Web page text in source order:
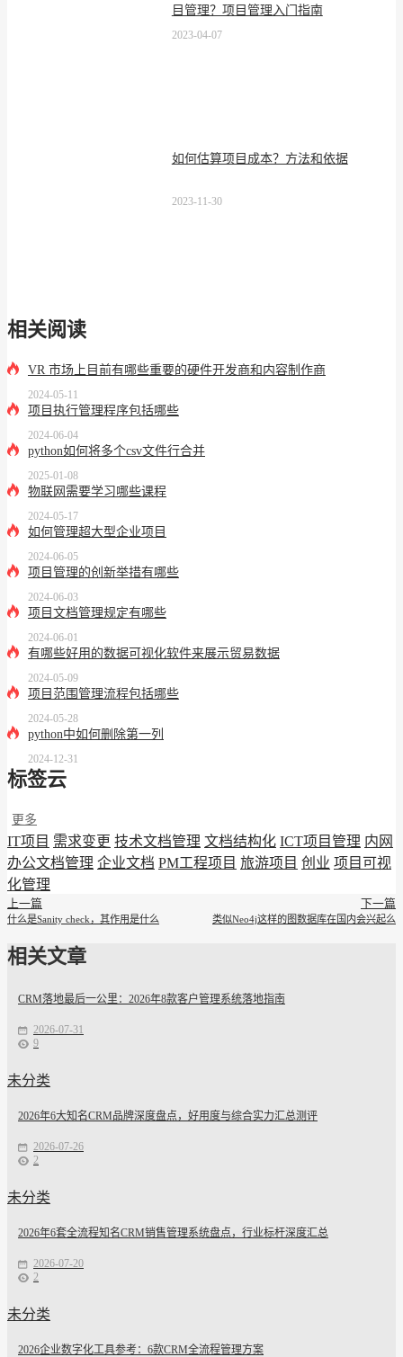
目管理？项目管理入门指南
2023-04-07
如何估算项目成本？方法和依据
2023-11-30
相关阅读
VR 市场上目前有哪些重要的硬件开发商和内容制作商
2024-05-11
项目执行管理程序包括哪些
2024-06-04
python如何将多个csv文件行合并
2025-01-08
物联网需要学习哪些课程
2024-05-17
如何管理超大型企业项目
2024-06-05
项目管理的创新举措有哪些
2024-06-03
项目文档管理规定有哪些
2024-06-01
有哪些好用的数据可视化软件来展示贸易数据
2024-05-09
项目范围管理流程包括哪些
2024-05-28
python中如何删除第一列
2024-12-31
标签云
更多
IT项目 需求变更 技术文档管理 文档结构化 ICT项目管理 内网
办公文档管理 企业文档 PM工程项目 旅游项目 创业 项目可视
化管理
上一篇
什么是Sanity check，其作用是什么
下一篇
类似Neo4j这样的图数据库在国内会兴起么
相关文章
CRM落地最后一公里：2026年8款客户管理系统落地指南
2026-07-31
9
未分类
2026年6大知名CRM品牌深度盘点，好用度与综合实力汇总测评
2026-07-26
2
未分类
2026年6套全流程知名CRM销售管理系统盘点，行业标杆深度汇总
2026-07-20
2
未分类
2026企业数字化工具参考：6款CRM全流程管理方案